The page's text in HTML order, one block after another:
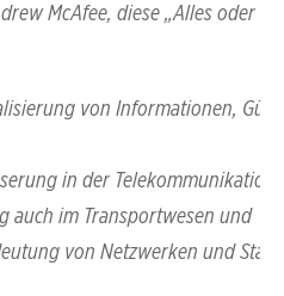
McAfee, diese „Alles oder
von Informationen,
in der Telekommunikation
auch im Transportwesen und
von Netzwerken und